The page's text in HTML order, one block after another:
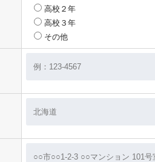
高校２年
高校３年
その他